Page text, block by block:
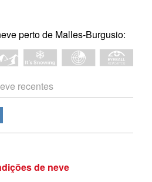
perto de Malles-Burgusio:
recentes
de neve